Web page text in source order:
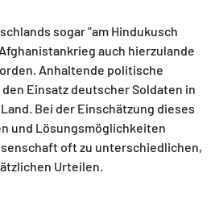
sogar "am Hindukusch
auch hierzulande
Anhaltende politische
Einsatz deutscher Soldaten in
Bei der Einschätzung dieses
und Lösungsmöglichkeiten
oft zu unterschiedlichen,
Urteilen.
STATISTIK)
Informationen anonym.
helfen uns zu verstehen, wie
Website nutzen.